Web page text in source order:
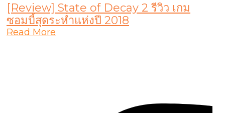
[Review] State of Decay 2 รีวิว เกม
ซอมบี้สุดระห่ำแห่งปี 2018
Read More